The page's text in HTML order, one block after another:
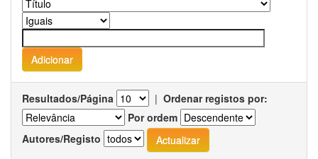
Resultados/Página | Ordenar registos por:
Por ordem
Autores/Registo